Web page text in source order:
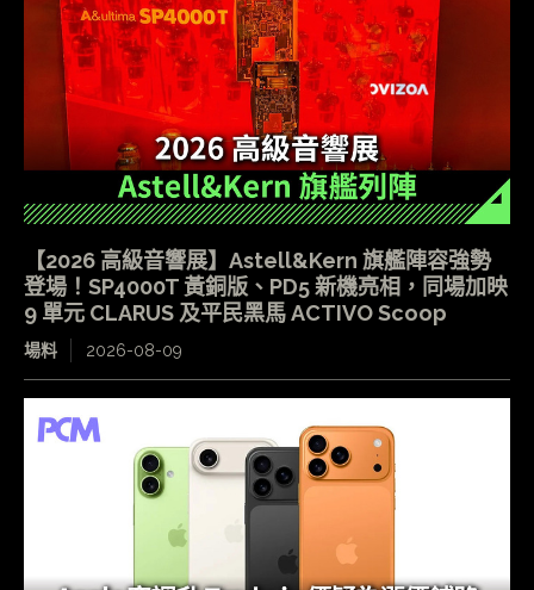
【2026 高級音響展】Astell&Kern 旗艦陣容強勢
登場！SP4000T 黃銅版、PD5 新機亮相，同場加映
9 單元 CLARUS 及平民黑馬 ACTIVO Scoop
場料 2026-08-09